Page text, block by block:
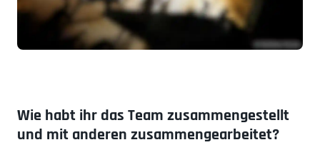
Wie habt ihr das Team zusammengestellt
und mit anderen zusammengearbeitet?